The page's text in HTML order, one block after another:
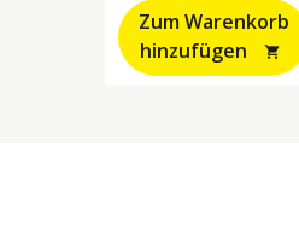
Zum Warenkorb
hinzufügen
shopping_cart